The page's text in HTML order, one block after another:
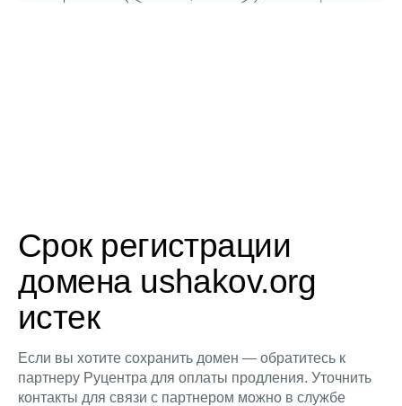
Срок регистрации
домена ushakov.org
истек
Если вы хотите сохранить домен — обратитесь к
партнеру Руцентра для оплаты продления. Уточнить
контакты для связи с партнером можно в службе